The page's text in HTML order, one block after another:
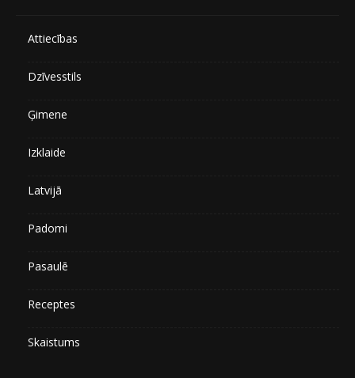
Attiecības
Dzīvesstils
Ģimene
Izklaide
Latvijā
Padomi
Pasaulē
Receptes
Skaistums